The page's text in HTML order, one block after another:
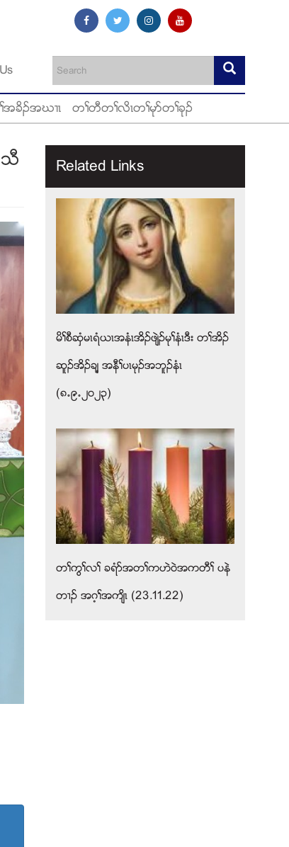
အခိဥအဃ႕ၚ တႈတီတႈလိၚတႈမုဏတႈခုဥ
သီ
Related Links
မိႈစီဆွံမၚရံဎၚအနံၚအိဥဖ်ဲဥမုႈနံၚဒီး တႈအိဥ
ဆူဥအိဥခ်႔ အနီႈပၚမုဥအဘူဥနံၚ
(၈’၉’၂၀၂၃)
တႈကြႈလႈ ခရံဏအတႈကဟဲ၀ဲအကတီႈ ပနဲ
တ႕ဥ အဂ့ႈအက်ိၚ (23.11.22)